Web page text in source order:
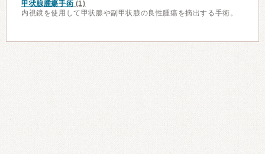
甲状腺腫瘍手術 (1)
内視鏡を使用して甲状腺や副甲状腺の良性腫瘍を摘出する手術。